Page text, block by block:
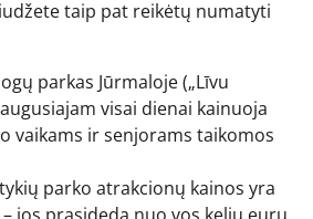
taip pat reikėtų numatyti
parkas Jūrmaloje („Līvu
visai dienai kainuoja
vaikams ir senjorams taikomos
parko atrakcionų kainos yra